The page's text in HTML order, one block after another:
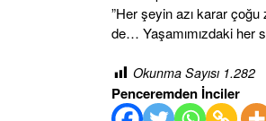
”Her şeyin azı karar
de… Yaşamımızdaki her
Okunma Sayısı 1.282
Penceremden İnciler